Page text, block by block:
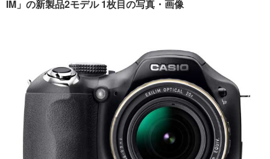
IM」の新製品2モデル 1枚目の写真・画像